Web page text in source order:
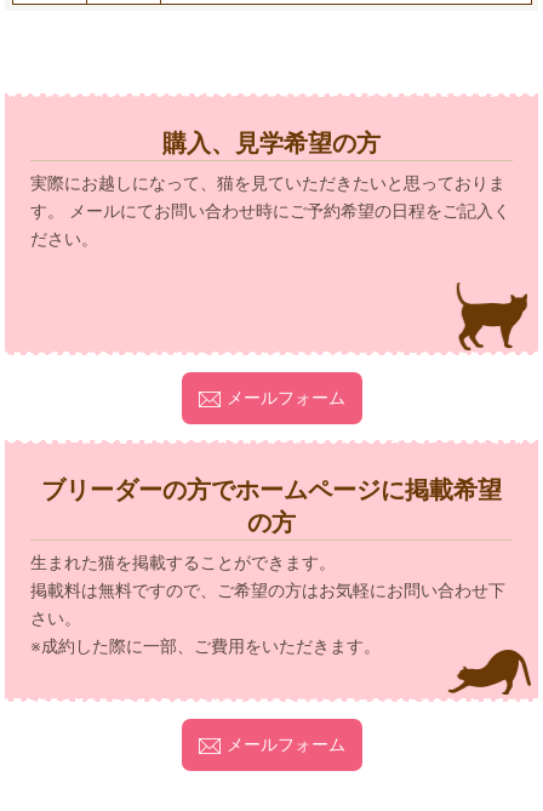
購入、見学希望の方
実際にお越しになって、猫を見ていただきたいと思っておりま
す。 メールにてお問い合わせ時にご予約希望の日程をご記入く
ださい。
メールフォーム
ブリーダーの方でホームページに掲載希望
の方
生まれた猫を掲載することができます。
掲載料は無料ですので、ご希望の方はお気軽にお問い合わせ下
さい。
※成約した際に一部、ご費用をいただきます。
メールフォーム